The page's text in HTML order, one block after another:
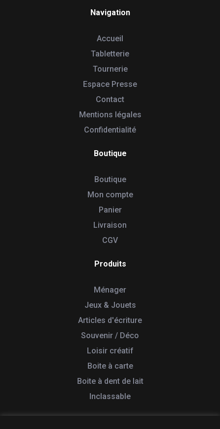
Navigation
Accueil
Tabletterie
Tournerie
Espace Presse
Contact
Mentions légales
Confidentialité
Boutique
Boutique
Mon compte
Panier
Livraison
CGV
Produits
Ménager
Jeux & Jouets
Articles d'écriture
Souvenir / Déco
Loisir créatif
Boite à carte
Boite à dent de lait
Inclassable